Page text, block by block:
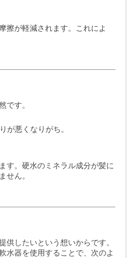
擦が軽減されます。これによ
です。
が悪くなりがち。
す。硬水のミネラル成分が髪に
せん。
供したいという想いからです。
水器を使用することで、次のよ